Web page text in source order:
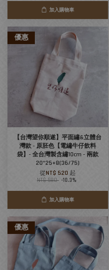
加入購物車
優惠
【台灣望你順遂】平面繡&立體台
灣款 - 原胚色【電繡牛仔飲料
袋】- 全台灣製含繡10cm - 兩款
20*25+8(36/75)
從NT$ 520 起
NT$ 580 -10.3%
加入購物車
優惠